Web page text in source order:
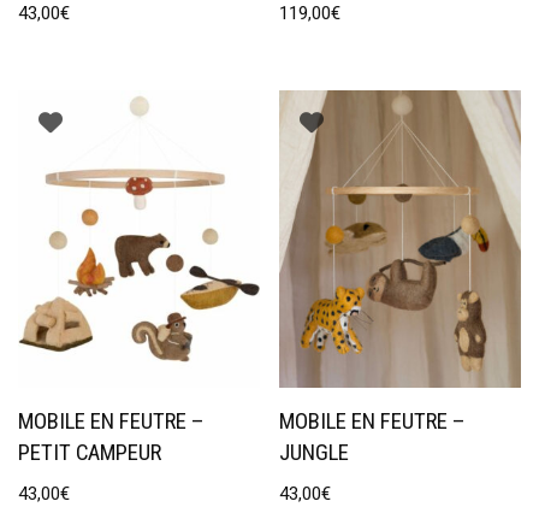
43,00€ 119,00€
MOBILE EN FEUTRE –
PETIT CAMPEUR
43,00€
MOBILE EN FEUTRE –
JUNGLE
43,00€